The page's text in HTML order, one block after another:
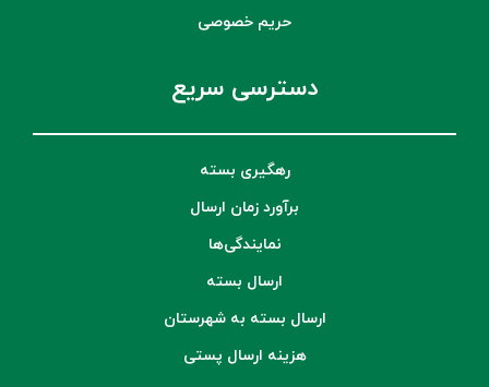
حریم خصوصی
دسترسی سریع
رهگیری بسته
برآورد زمان ارسال
نمایندگی‌ها
ارسال بسته
ارسال بسته به شهرستان
هزینه ارسال پستی